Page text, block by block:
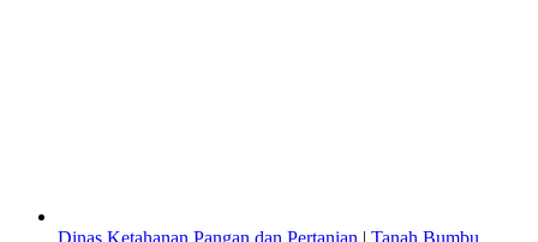
Dinas Ketahanan Pangan dan Pertanian | Tanah Bumbu